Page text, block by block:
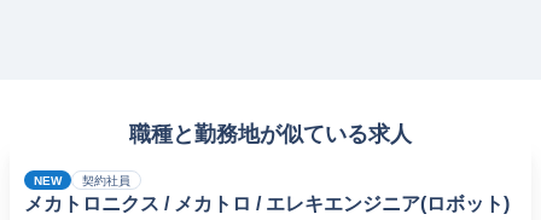
職種と勤務地が似ている求人
NEW 契約社員
メカトロニクス / メカトロ / エレキエンジニア(ロボット)